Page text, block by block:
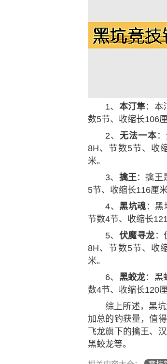
1、 本汀隼：本
数5节、收缩长106
2、 无法一本
8H、节数5节、收
米。
3、 擒王：擒王
5节、收缩长116厘
4、 黑坑魂 ：黑
节数4节、收缩长
5、 伏魔寻龙 ：
8H、节数5节、收
米。
6、 黑蛟龙：黑
数4节、收缩长120
综上所述，黑
加总的钓获量，值
飞龙旗下的擒王、
黑蛟龙等。